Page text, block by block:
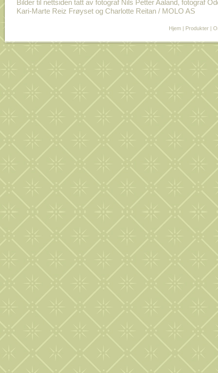
Bilder til nettsiden tatt av fotograf Nils Petter Aaland, fotograf
Kari-Marte Reiz Frøyset og Charlotte Reitan / MOLO AS
Hjem | Produkter |